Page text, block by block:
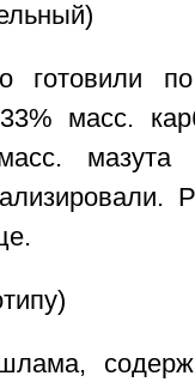
готовили
масс.
мазута